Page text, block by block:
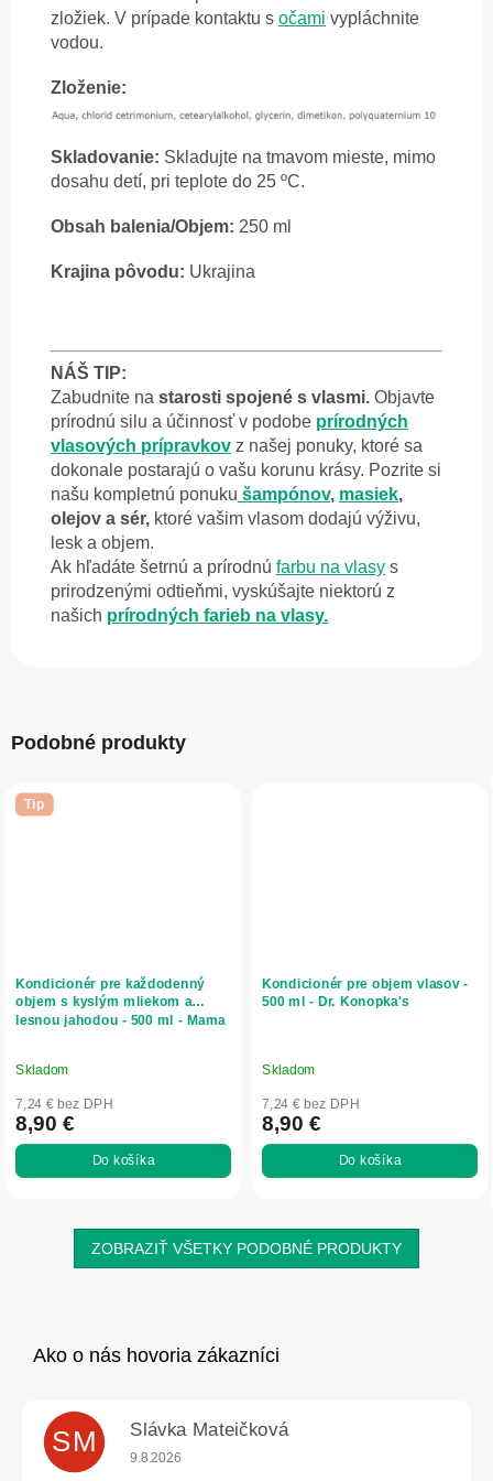
zložiek. V prípade kontaktu s očami vypláchnite
vodou.
Zloženie:
Skladovanie: Skladujte na tmavom mieste, mimo
dosahu detí, pri teplote do 25 ºC.
Obsah balenia/Objem: 250 ml
Krajina pôvodu: Ukrajina
NÁŠ TIP:
Zabudnite na starosti spojené s vlasmi. Objavte
prírodnú silu a účinnosť v podobe prírodných
vlasových prípravkov z našej ponuky, ktoré sa
dokonale postarajú o vašu korunu krásy. Pozrite si
našu kompletnú ponuku šampónov, masiek,
olejov a sér, ktoré vašim vlasom dodajú výživu,
lesk a objem.
Ak hľadáte šetrnú a prírodnú farbu na vlasy s
prirodzenými odtieňmi, vyskúšajte niektorú z
našich prírodných farieb na vlasy.
Podobné produkty
Tip
Kondicionér pre každodenný
objem s kyslým mliekom a
lesnou jahodou - 500 ml - Mama
Skladom
7,24 € bez DPH
8,90 €
Do košíka
Kondicionér pre objem vlasov -
500 ml - Dr. Konopka's
Skladom
7,24 € bez DPH
8,90 €
Do košíka
ZOBRAZIŤ VŠETKY PODOBNÉ PRODUKTY
SM Slávka Mateičková
Hodnotenie obchodu je 5 z 5 hviezdičiek.
9.8.2026